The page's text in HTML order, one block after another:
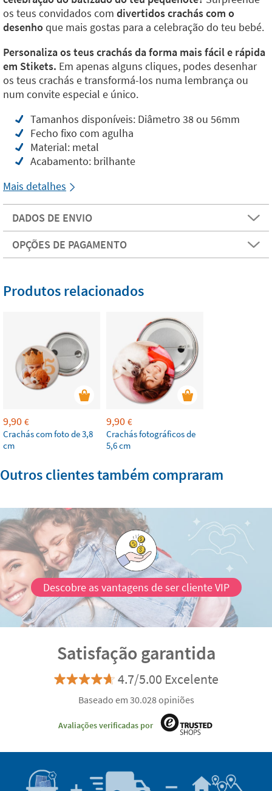
os teus convidados com divertidos crachás com o
desenhoque mais gostas para a celebração do teu bebé.
Personaliza os teus crachás da forma mais fácil e rápida
em Stikets. Em apenas alguns cliques, podes desenhar
os teus crachás e transformá-los numa lembrança ou
num convite especial e único.
Tamanhos disponíveis: Diâmetro 38 ou 56mm
Fecho fixo com agulha
Material: metal
Acabamento: brilhante
Mais detalhes
DADOS DE ENVIO
OPÇÕES DE PAGAMENTO
Produtos relacionados
9,90 €
Crachás com foto de 3,8
cm
9,90 €
Crachás fotográficos de
5,6 cm
Outros clientes também compraram
Descobre as vantagens de ser cliente VIP
Satisfação garantida
4.7/5.00 Excelente
Baseado em 30.028 opiniões
Avaliações verificadas por